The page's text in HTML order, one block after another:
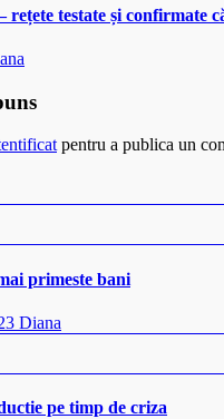
rețete testate și confirmate
pentru a publica un
primeste bani
Diana
pe timp de criza